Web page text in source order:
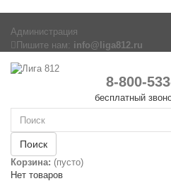
Администрация
Пишите нам: info@liga812.ru
8-800-
бесплатный
Поиск
Корзина: (пусто)
Нет товаров